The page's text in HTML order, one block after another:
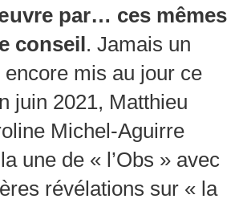
par… ces mêmes
conseil. Jamais un
encore mis au jour ce
juin 2021, Matthieu
Michel-Aguirre
une de « l’Obs » avec
révélations sur « la